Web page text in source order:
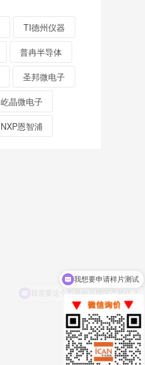
TI德州仪器
普冉半导体
圣邦微电子
屹晶微电子
NXP恩智浦
我需要这个型号的品牌国产替代？